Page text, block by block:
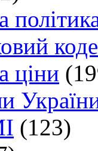
ціни
(123)